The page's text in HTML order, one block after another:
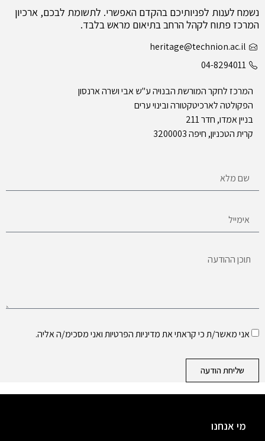
נשמח לענות לפניותיכם בהקדם האפשרי. לתשומת לבכם, ארכיון
המרכז פתוח לקהל הרחב בתיאום מראש בלבד.
heritage@technion.ac.il
04-8294011
המרכז לחקר המורשת הבנויה ע"ש אבי ושרה ארנסון
הפקולטה לארכיטקטורה ובינוי ערים
בניין אמדו, חדר 211
קרית הטכניון, חיפה 3200003
אני מאשר/ת כי קראתי אתמדיניות הפרטיותואני מסכימ/ה אליה.
שליחת הודעה
מי אנחנו